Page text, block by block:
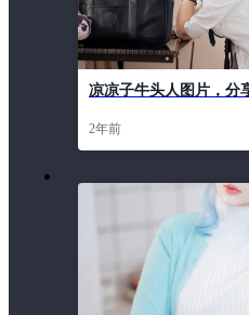
凉凉子牛头人图片，分
2年前